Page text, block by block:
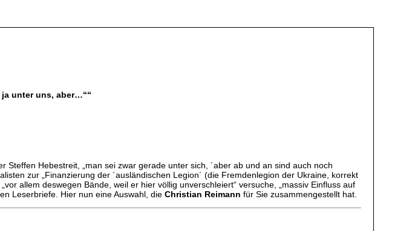
unter uns, aber…““
Hebestreit, „man sei zwar gerade unter sich, ´aber ab und an sind auch noch
zur „Finanzierung der ´ausländischen Legion´ (die Fremdenlegion der Ukraine, korrekt
allem deswegen Bände, weil er hier völlig unverschleiert“ versuche, „massiv Einfluss auf
Leserbriefe. Hier nun eine Auswahl, dieChristian Reimann für Sie zusammengestellt hat.